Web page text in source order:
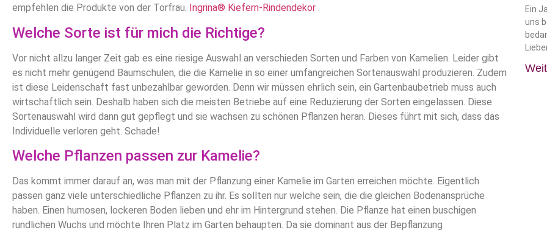
empfehlen die Produkte von der Torfrau. Ingrina® Kiefern-Rindendekor .
Welche Sorte ist für mich die Richtige?
Vor nicht allzu langer Zeit gab es eine riesige Auswahl an verschieden Sorten und Farben von Kamelien. Leider gibt
es nicht mehr genügend Baumschulen, die die Kamelie in so einer umfangreichen Sortenauswahl produzieren. Zudem
ist diese Leidenschaft fast unbezahlbar geworden. Denn wir müssen ehrlich sein, ein Gartenbaubetrieb muss auch
wirtschaftlich sein. Deshalb haben sich die meisten Betriebe auf eine Reduzierung der Sorten eingelassen. Diese
Sortenauswahl wird dann gut gepflegt und sie wachsen zu schönen Pflanzen heran. Dieses führt mit sich, dass das
Individuelle verloren geht. Schade!
Welche Pflanzen passen zur Kamelie?
Das kommt immer darauf an, was man mit der Pflanzung einer Kamelie im Garten erreichen möchte. Eigentlich
passen ganz viele unterschiedliche Pflanzen zu ihr. Es sollten nur welche sein, die die gleichen Bodenansprüche
haben. Einen humosen, lockeren Boden lieben und ehr im Hintergrund stehen. Die Pflanze hat einen buschigen
rundlichen Wuchs und möchte Ihren Platz im Garten behaupten. Da sie dominant aus der Bepflanzung
Ein
uns